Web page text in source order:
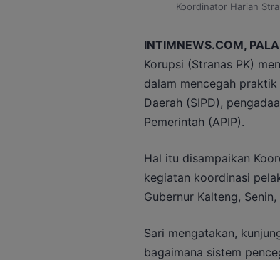
Koordinator Harian
INTIMNEWS.COM,
Korupsi (Stranas PK)
dalam mencegah
Daerah (SIPD),
Pemerintah (APIP).
Hal itu disampaikan
kegiatan koordinasi
Gubernur Kalteng,
Sari mengatakan,
bagaimana sistem